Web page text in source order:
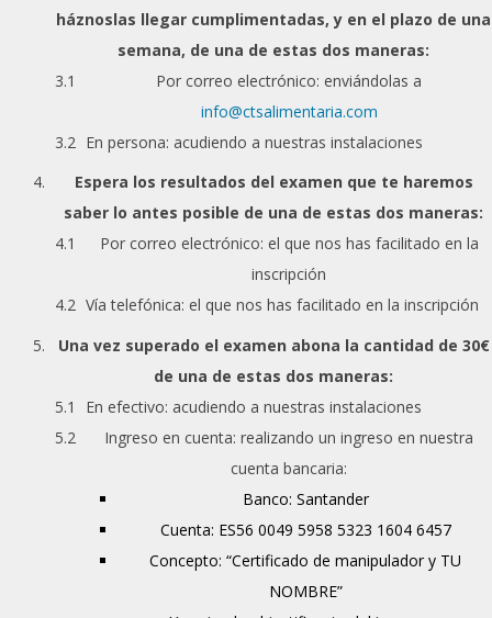
háznoslas llegar cumplimentadas, y en el plazo de una
semana, de una de estas dos maneras:
Por correo electrónico: enviándolas a
info@ctsalimentaria.com
En persona: acudiendo a nuestras instalaciones
Espera los resultados del examen que te haremos
saber lo antes posible de una de estas dos maneras:
Por correo electrónico: el que nos has facilitado en la
inscripción
Vía telefónica: el que nos has facilitado en la inscripción
Una vez superado el examen abona la cantidad de 30€
de una de estas dos maneras:
En efectivo: acudiendo a nuestras instalaciones
Ingreso en cuenta: realizando un ingreso en nuestra
cuenta bancaria:
Banco: Santander
Cuenta: ES56 0049 5958 5323 1604 6457
Concepto: “Certificado de manipulador y TU
NOMBRE”